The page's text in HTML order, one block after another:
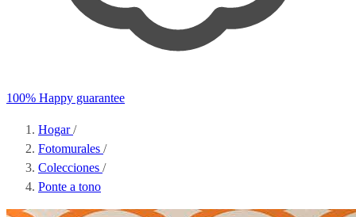
100% Happy guarantee
Hogar/
Fotomurales /
Colecciones /
Ponte a tono